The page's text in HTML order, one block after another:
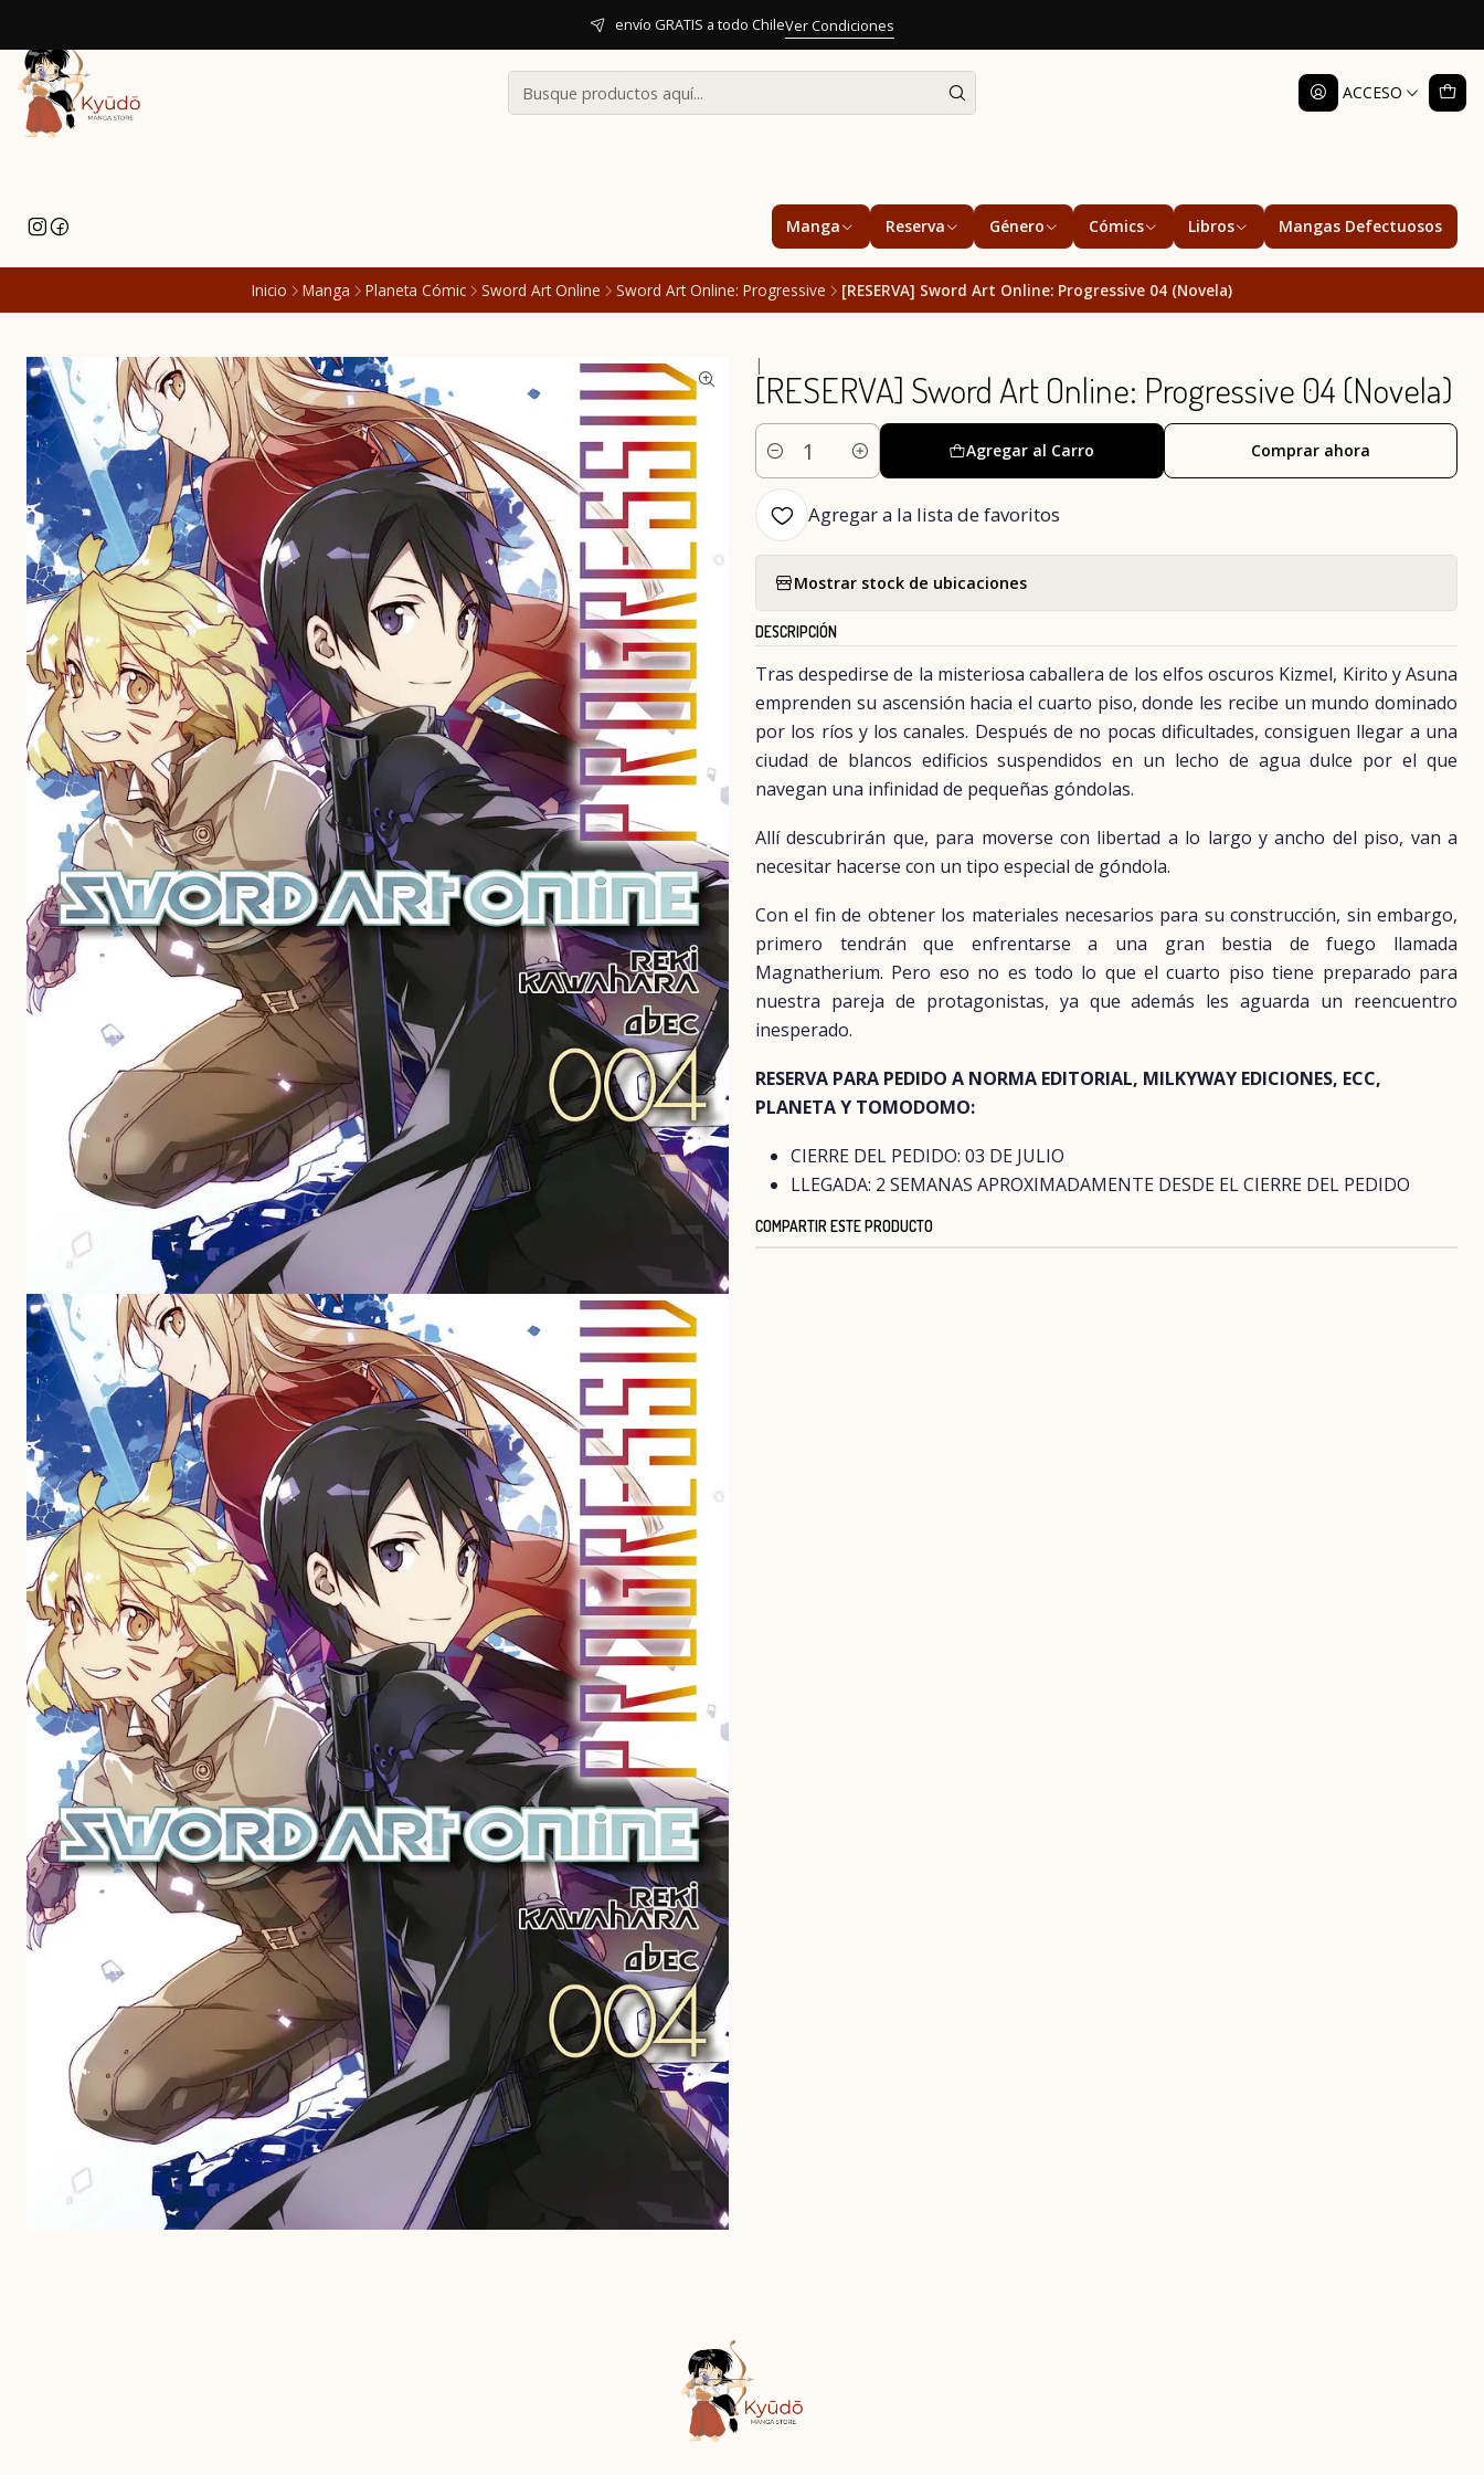
ACCESO
Manga Reserva Género Cómics Libros Mangas Defectuosos
envío GRATIS a todo ChileVer Condiciones
Inicio Manga Planeta Cómic Sword Art Online Sword Art Online: Progressive [RESERVA] Sword Art Online: Progressive 04 (Novela)
|
[RESERVA] Sword Art Online: Progressive 04 (Novela)
Cantidad
Agregar al Carro Comprar ahora
Agregar a la lista de favoritos
Mostrar stock de ubicaciones
DESCRIPCIÓN
Tras despedirse de la misteriosa caballera de los elfos oscuros Kizmel, Kirito y Asuna
emprenden su ascensión hacia el cuarto piso, donde les recibe un mundo dominado
por los ríos y los canales. Después de no pocas dificultades, consiguen llegar a una
ciudad de blancos edificios suspendidos en un lecho de agua dulce por el que
navegan una infinidad de pequeñas góndolas.
Allí descubrirán que, para moverse con libertad a lo largo y ancho del piso, van a
necesitar hacerse con un tipo especial de góndola.
Con el fin de obtener los materiales necesarios para su construcción, sin embargo,
primero tendrán que enfrentarse a una gran bestia de fuego llamada
Magnatherium. Pero eso no es todo lo que el cuarto piso tiene preparado para
nuestra pareja de protagonistas, ya que además les aguarda un reencuentro
inesperado.
RESERVA PARA PEDIDO A NORMA EDITORIAL, MILKYWAY EDICIONES, ECC,
PLANETA Y TOMODOMO:
CIERRE DEL PEDIDO: 03 DE JULIO
LLEGADA: 2 SEMANAS APROXIMADAMENTE DESDE EL CIERRE DEL PEDIDO
COMPARTIR ESTE PRODUCTO